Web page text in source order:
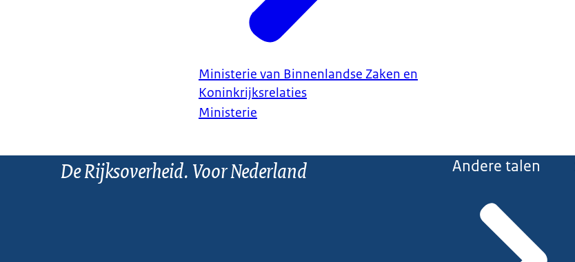
Ministerie van Binnenlandse Zaken en
Koninkrijksrelaties
Ministerie
De Rijksoverheid. Voor Nederland Andere talen